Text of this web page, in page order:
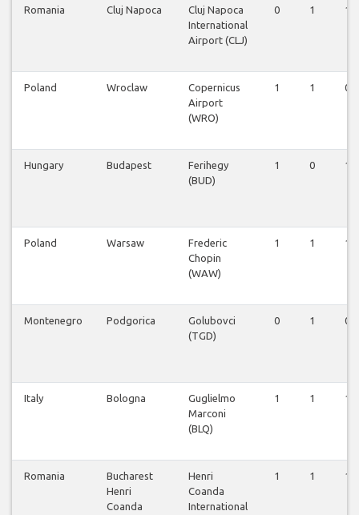
Romania Cluj Napoca
Cluj Napoca
International
Airport (CLJ)
0 1 1
Poland Wroclaw
Copernicus
Airport
(WRO)
1 1 0
Hungary Budapest
Ferihegy
(BUD)
1 0 1
Poland Warsaw
Frederic
Chopin
(WAW)
1 1 1
Montenegro Podgorica
Golubovci
(TGD)
0 1 0
Italy Bologna
Guglielmo
Marconi
(BLQ)
1 1 1
Romania
Bucharest
Henri
Coanda
Henri
Coanda
International
1 1 1